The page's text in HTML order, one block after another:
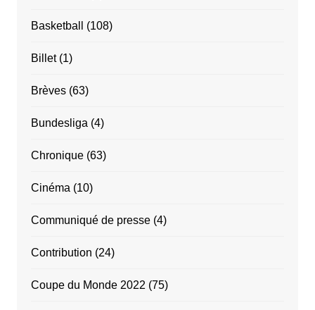
Basketball (108)
Billet(1)
Brèves(63)
Bundesliga (4)
Chronique(63)
Cinéma (10)
Communiqué de presse(4)
Contribution (24)
Coupe du Monde 2022 (75)